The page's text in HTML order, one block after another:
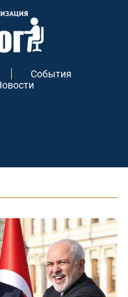
События